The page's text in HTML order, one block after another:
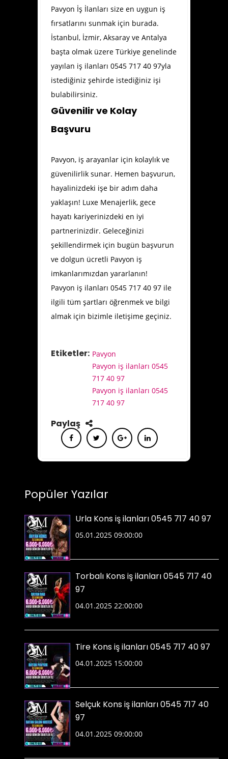
Pavyon İş İlanları size en uygun iş
fırsatlarını sunmak için burada.
İstanbul, İzmir, Aksaray ve Antalya
başta olmak üzere Türkiye genelinde
yayılan iş ilanları 0545 717 40 97yla
istediğiniz şehirde istediğiniz işi
bulabilirsiniz.
Güvenilir ve Kolay
Başvuru
Pavyon, iş arayanlar için kolaylık ve
güvenilirlik sunar. Hemen başvurun,
hayalinizdeki işe bir adım daha
yaklaşın! Luxe Menajerlik, gece
hayatı kariyerinizdeki en iyi
partnerinizdir. Geleceğinizi
şekillendirmek için bugün başvurun
ve dolgun ücretli Pavyon iş
imkanlarımızdan yararlanın!
Pavyon iş ilanları 0545 717 40 97 ile
ilgili tüm şartları öğrenmek ve bilgi
almak için bizimle iletişime geçiniz.
Etiketler: Pavyon
Pavyon iş ilanları 0545
717 40 97
Pavyon iş ilanları 0545
717 40 97
Paylaş
Popüler Yazılar
Urla Kons iş ilanları 0545 717 40 97
05.01.2025 09:00:00
Torbalı Kons iş ilanları 0545 717 40
97
04.01.2025 22:00:00
Tire Kons iş ilanları 0545 717 40 97
04.01.2025 15:00:00
Selçuk Kons iş ilanları 0545 717 40
97
04.01.2025 09:00:00